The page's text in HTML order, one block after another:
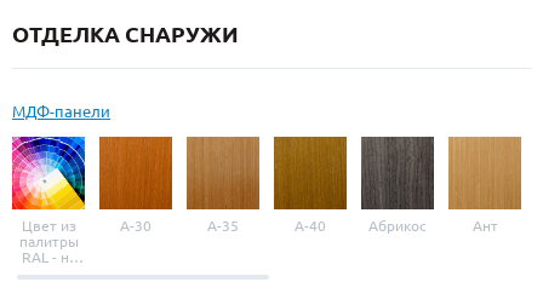
Резиновый уплотнитель
ОТДЕЛКА СНАРУЖИ
МДФ-панели
Цвет из
палитры
RAL - на
выбор
A-30 A-35 A-40 Абрикос Ант